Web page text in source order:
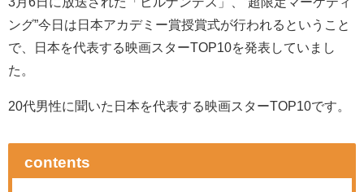
ング”今日は日本アカデミー賞授賞式が行われるということ
で、日本を代表する映画スターTOP10を発表していまし
た。
20代男性に聞いた日本を代表する映画スターTOP10です。
contents